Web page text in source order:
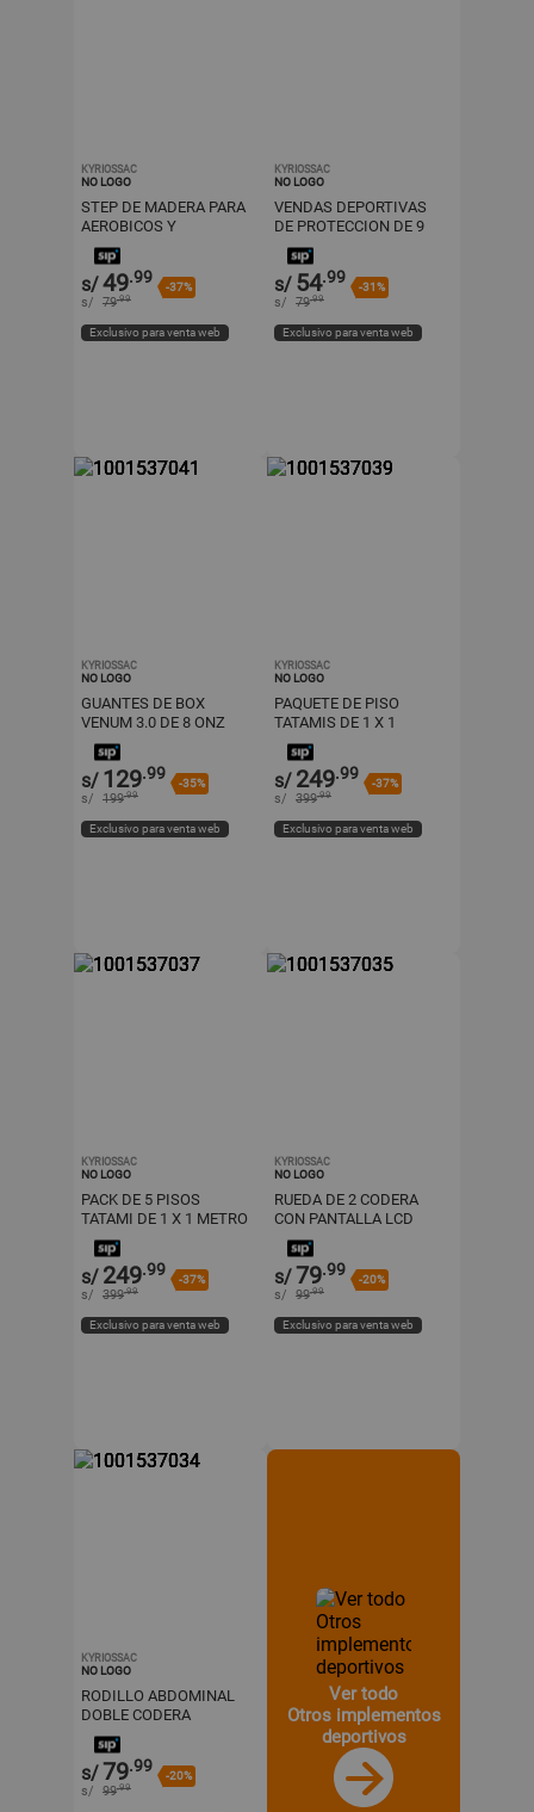
KYRIOSSAC
NO LOGO
STEP DE MADERA PARA
AEROBICOS Y
ENTRENAMIENTOS
COLOR PARA MUJERES
s/49.99
-37%
s/ 79.99
Exclusivo para venta web
KYRIOSSAC
NO LOGO
VENDAS DEPORTIVAS
DE PROTECCION DE 9
CM X 3 MTS COLOR
BLANCO
s/ 54.99
-31%
s/ 79.99
Exclusivo para venta web
KYRIOSSAC
NO LOGO
GUANTES DE BOX
VENUM 3.0 DE 8 ONZ
COLOR NEGRO + BUCAL
EVERLAST
s/ 129.99
-35%
s/ 199.99
Exclusivo para venta web
KYRIOSSAC
NO LOGO
PAQUETE DE PISO
TATAMIS DE 1 X 1
METRO DOBLE COLOR
ANTIDESLIZANTE
s/ 249.99
-37%
s/ 399.99
Exclusivo para venta web
KYRIOSSAC
NO LOGO
PACK DE 5 PISOS
TATAMI DE 1 X 1 METRO
DOBLE COLOR
ANTIDESLIZANTE
s/ 249.99
-37%
s/ 399.99
Exclusivo para venta web
KYRIOSSAC
NO LOGO
RUEDA DE 2 CODERA
CON PANTALLA LCD
PARA ABDOMINALES-
ROSADO
s/79.99
-20%
s/ 99.99
Exclusivo para venta web
KYRIOSSAC
NO LOGO
RODILLO ABDOMINAL
DOBLE CODERA
+PANTALLA LCD -AZUL
s/79.99
-20%
s/ 99.99
Ver todo
Otros implementos
deportivos